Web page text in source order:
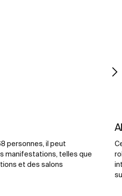
personnes, il peut
manifestations, telles que
et des salons